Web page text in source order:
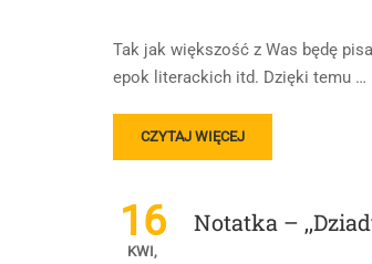
Tak jak większość z Was będę
epok literackich itd. Dzięki temu …
READ
MORE
DZIADY
CZ.
3
CZYTAJ WIĘCEJ
16
KWI,
Notatka –